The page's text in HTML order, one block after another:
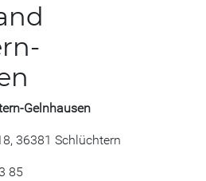
Gelnhausen
36381 Schlüchtern
85